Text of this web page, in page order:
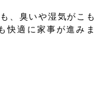
、臭いや湿気がこも
快適に家事が進みま